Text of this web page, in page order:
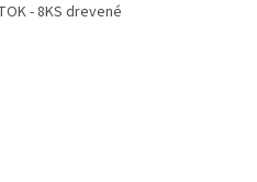
- 8KS drevené